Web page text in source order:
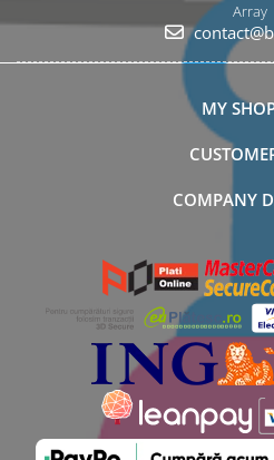
Array
MY
COMPANY